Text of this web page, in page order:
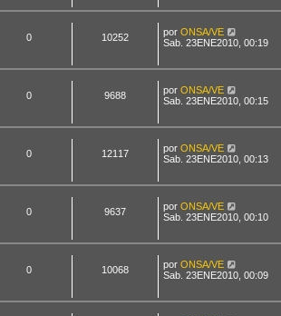
0 10252 por ONSA/VE
Sab. 23ENE2010, 00:19
0 9688 por ONSA/VE
Sab. 23ENE2010, 00:15
0 12117 por ONSA/VE
Sab. 23ENE2010, 00:13
0 9637 por ONSA/VE
Sab. 23ENE2010, 00:10
0 10068 por ONSA/VE
Sab. 23ENE2010, 00:09